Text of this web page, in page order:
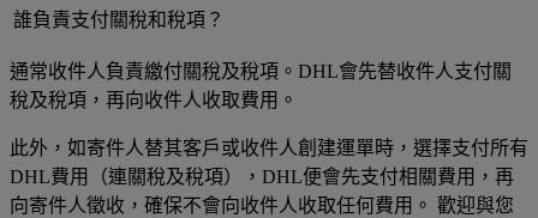
誰負責支付關稅和稅項？
通常收件人負責繳付關稅及稅項。DHL會先替收件人支付關
稅及稅項，再向收件人收取費用。
此外，如寄件人替其客戶或收件人創建運單時，選擇支付所有
DHL費用（連關稅及稅項），DHL便會先支付相關費用，再
向寄件人徵收，確保不會向收件人收取任何費用。 歡迎與您